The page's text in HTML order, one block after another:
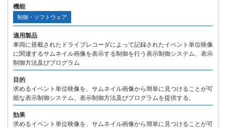
機能
制御・ソフトウェア
適用製品
車両に搭載されたドライブレコーダによって記録されたイベント単位映像
に関連するサムネイル画像を表示する制御を行う表示制御システム、表示
制御方法及びプログラム
目的
求めるイベント単位映像を、サムネイル画像から簡単に見つけることが可
能な表示制御システム、表示制御方法及びプログラムを提供する。
効果
求めるイベント単位映像を、サムネイル画像から簡単に見つけることが可